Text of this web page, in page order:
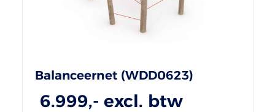
Balanceernet (WDD0623)
6.999,- excl. btw